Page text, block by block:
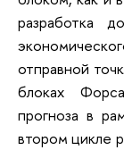
разработка
отправной
блоках
прогноза в
втором цикле